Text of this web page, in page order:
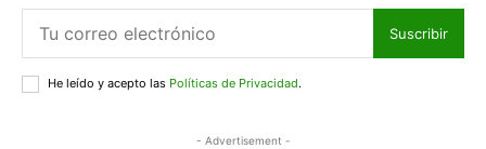
Suscribir
He leído y acepto las Políticas de Privacidad.
- Advertisement -